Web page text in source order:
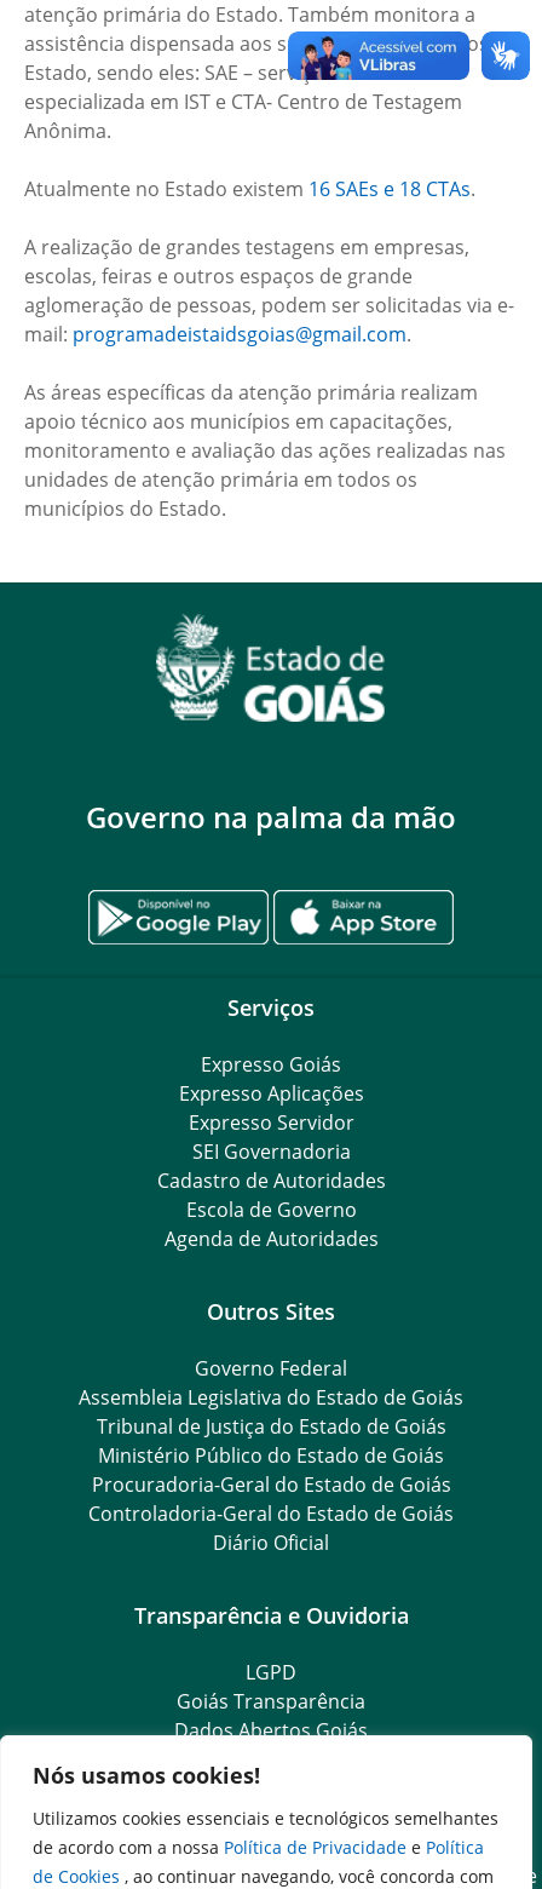
Nós usamos cookies!
Utilizamos cookies essenciais e tecnológicos semelhantes
de acordo com a nossa Política de Privacidade e Política
de Cookies , ao continuar navegando, você concorda com
atenção primária do Estado. Também monitora a
assistência dispensada aos serviços especializados no
Estado, sendo eles: SAE – serviço de assistência
especializada em IST e CTA- Centro de Testagem
Anônima.
Atualmente no Estado existem 16 SAEs e 18 CTAs.
A realização de grandes testagens em empresas,
escolas, feiras e outros espaços de grande
aglomeração de pessoas, podem ser solicitadas via e-
mail: programadeistaidsgoias@gmail.com.
As áreas específicas da atenção primária realizam
apoio técnico aos municípios em capacitações,
monitoramento e avaliação das ações realizadas nas
unidades de atenção primária em todos os
municípios do Estado.
Governo na palma da mão
Serviços
Expresso Goiás
Expresso Aplicações
Expresso Servidor
SEI Governadoria
Cadastro de Autoridades
Escola de Governo
Agenda de Autoridades
Outros Sites
Governo Federal
Assembleia Legislativa do Estado de Goiás
Tribunal de Justiça do Estado de Goiás
Ministério Público do Estado de Goiás
Procuradoria-Geral do Estado de Goiás
Controladoria-Geral do Estado de Goiás
Diário Oficial
Transparência e Ouvidoria
LGPD
Goiás Transparência
Dados Abertos Goiás
Ouvidoria Geral
SIC – Serviço de Informação ao Cidadão
e-SIC – Serviço Eletrônico de Informação ao Cidadão
Acesso às Informações das Organizações Sociais de Saúde